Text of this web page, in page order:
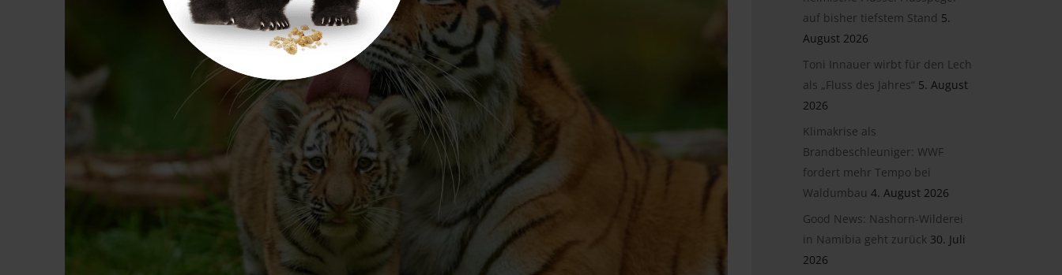
auf bisher tiefstem Stand 5.
August 2026
Toni Innauer wirbt für den Lech
als „Fluss des Jahres“ 5. August
2026
Klimakrise als
Brandbeschleuniger: WWF
fordert mehr Tempo bei
Waldumbau 4. August 2026
Good News: Nashorn-Wilderei
in Namibia geht zurück 30. Juli
2026